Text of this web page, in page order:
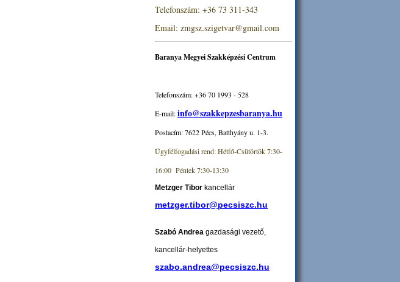
Telefonszám: +36 73 311-343
Email: zmgsz.szigetvar@gmail.com
Baranya Megyei Szakképzési Centrum
Telefonszám: +36 70 1993 - 528
E-mail:info@szakkepzesbaranya.hu
Postacím: 7622 Pécs, Batthyány u. 1-3.
Ügyfélfogadási rend: Hétfő-Csütörtök 7:30-
16:00 Péntek 7:30-13:30
Metzger Tibor kancellár
metzger.tibor@pecsiszc.hu
Szabó Andrea gazdasági vezető,
kancellár-helyettes
szabo.andrea@pecsiszc.hu